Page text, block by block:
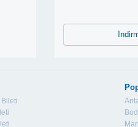
Bileti